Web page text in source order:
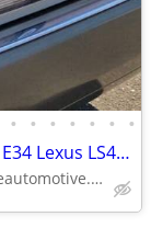
• • • • • • •
Mercedes-Benz 300 Class Bmw 5-series E34 Lexus LS400
503-919-1354 - clearchoiceautomotive.com